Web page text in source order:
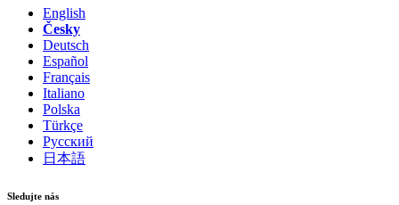
English
Česky
Deutsch
Español
Français
Italiano
Polska
Türkçe
Русский
日本語
Sledujte nás